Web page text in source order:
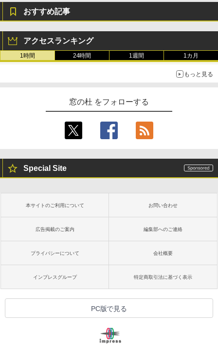
おすすめ記事
アクセスランキング
1時間 24時間 1週間 1カ月
もっと見る
窓の杜 をフォローする
Special Site
本サイトのご利用について お問い合わせ
広告掲載のご案内 編集部へのご連絡
プライバシーについて 会社概要
インプレスグループ 特定商取引法に基づく表示
PC版で見る